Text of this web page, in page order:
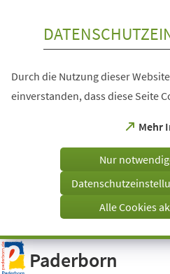
Visuelle
Assistenzsoftware
öffnen.
Durch die Nutzung dieser
einverstanden, dass diese Seite
Mehr
(Öffnet
einem
Tab)
Nur
Alle Cookies
Paderborn